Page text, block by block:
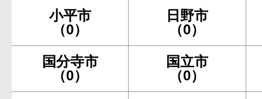
小平市
（0）
日野市
（0）
国分寺市
（0）
国立市
（0）